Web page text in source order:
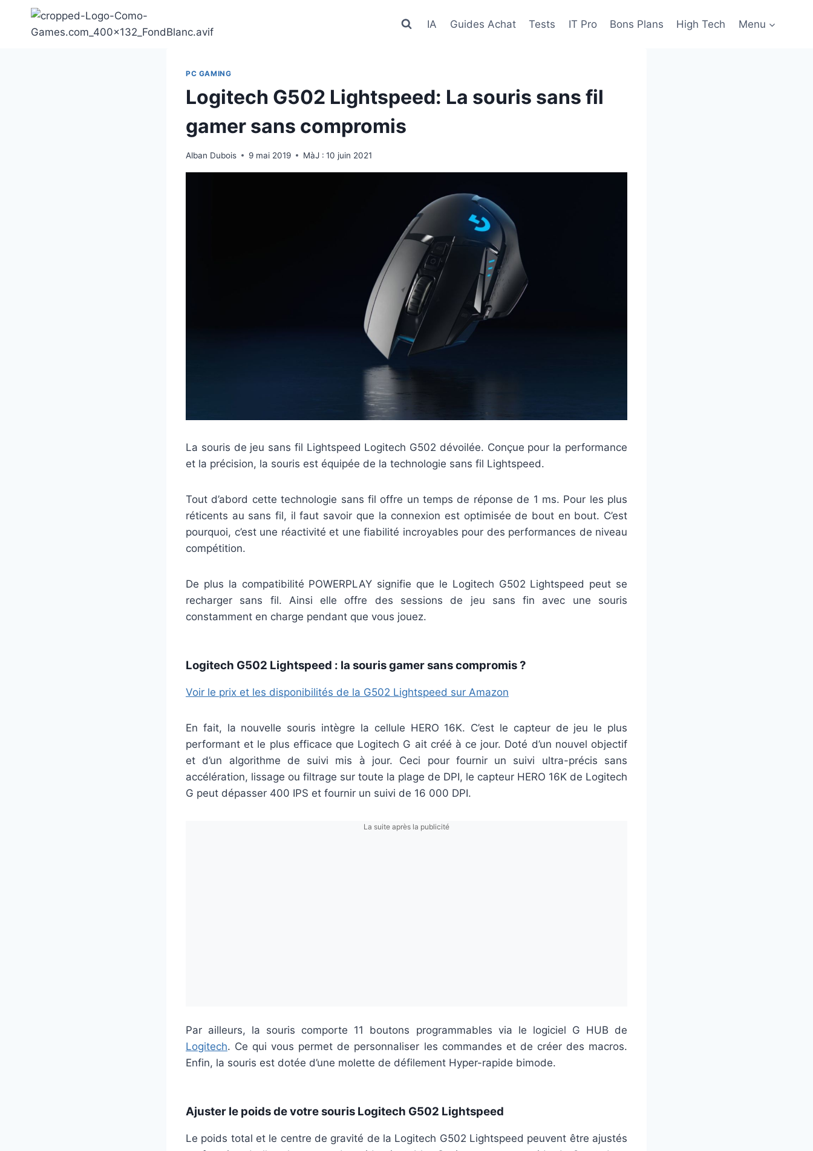
contenu
IA Guides Achat Tests IT Pro Bons Plans High Tech Menu
PC GAMING
Logitech G502 Lightspeed: La souris sans fil
gamer sans compromis
Alban Dubois 9 mai 2019 MàJ : 10 juin 2021
La souris de jeu sans fil Lightspeed Logitech G502 dévoilée. Conçue pour la performance
et la précision, la souris est équipée de la technologie sans fil Lightspeed.
Tout d’abord cette technologie sans fil offre un temps de réponse de 1 ms. Pour les plus
réticents au sans fil, il faut savoir que la connexion est optimisée de bout en bout. C’est
pourquoi, c’est une réactivité et une fiabilité incroyables pour des performances de niveau
compétition.
De plus la compatibilité POWERPLAY signifie que le Logitech G502 Lightspeed peut se
recharger sans fil. Ainsi elle offre des sessions de jeu sans fin avec une souris
constamment en charge pendant que vous jouez.
Logitech G502 Lightspeed : la souris gamer sans compromis ?
Voir le prix et les disponibilités de la G502 Lightspeed sur Amazon
En fait, la nouvelle souris intègre la cellule HERO 16K. C’est le capteur de jeu le plus
performant et le plus efficace que Logitech G ait créé à ce jour. Doté d’un nouvel objectif
et d’un algorithme de suivi mis à jour. Ceci pour fournir un suivi ultra-précis sans
accélération, lissage ou filtrage sur toute la plage de DPI, le capteur HERO 16K de Logitech
G peut dépasser 400 IPS et fournir un suivi de 16 000 DPI.
La suite après la publicité
Par ailleurs, la souris comporte 11 boutons programmables via le logiciel G HUB de
Logitech. Ce qui vous permet de personnaliser les commandes et de créer des macros.
Enfin, la souris est dotée d’une molette de défilement Hyper-rapide bimode.
Ajuster le poids de votre souris Logitech G502 Lightspeed
Le poids total et le centre de gravité de la Logitech G502 Lightspeed peuvent être ajustés